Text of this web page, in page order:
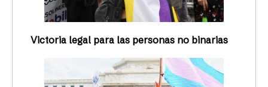
Victoria legal para las personas no binarias